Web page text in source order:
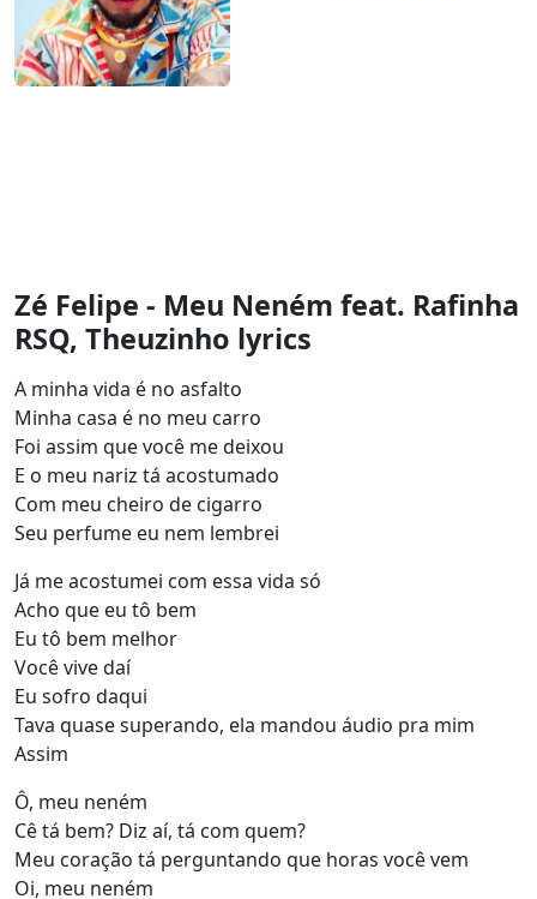
Zé Felipe - Meu Neném feat. Rafinha
RSQ, Theuzinho lyrics
A minha vida é no asfalto
Minha casa é no meu carro
Foi assim que você me deixou
E o meu nariz tá acostumado
Com meu cheiro de cigarro
Seu perfume eu nem lembrei
Já me acostumei com essa vida só
Acho que eu tô bem
Eu tô bem melhor
Você vive daí
Eu sofro daqui
Tava quase superando, ela mandou áudio pra mim
Assim
Ô, meu neném
Cê tá bem? Diz aí, tá com quem?
Meu coração tá perguntando que horas você vem
Oi, meu neném